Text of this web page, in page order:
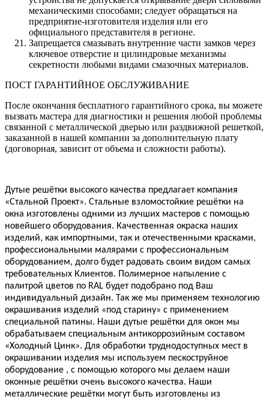
механическими способами; следует обращаться на
предприятие-изготовителя изделия или его
официального представителя в регионе.
Запрещается смазывать внутренние части замков через
ключевое отверстие и цилиндровые механизмы
секретности любыми видами смазочных материалов.
ПОСТ ГАРАНТИЙНОЕ ОБСЛУЖИВАНИЕ
После окончания бесплатного гарантийного срока, вы можете
вызвать мастера для диагностики и решения любой проблемы
связанной с металлической дверью или раздвижной решеткой,
заказанной в нашей компании за дополнительную плату
(договорная, зависит от объема и сложности работы).
Дутые решётки высокого качества предлагает компания
«Стальной Проект». Стальные взломостойкие решётки на
окна изготовлены одними из лучших мастеров с помощью
новейшего оборудования. Качественная окраска наших
изделий, как импортными, так и отечественными красками,
профессиональными малярами с профессиональным
оборудованием, долго будет радовать своим видом самых
требовательных Клиентов. Полимерное напыление с
палитрой цветов по RAL будет подобрано под Ваш
индивидуальный дизайн. Так же мы применяем технологию
окрашивания изделий «под старину» с применением
специальной патины. Наши дутые решётки для окон мы
обрабатываем специальным антикоррозийным составом
«Холодный Цинк». Для обработки труднодоступных мест в
окрашивании изделия мы используем пескоструйное
оборудование , с помощью которого мы делаем наши
оконные решётки очень высокого качества. Наши
металлические решётки могут быть изготовлены из